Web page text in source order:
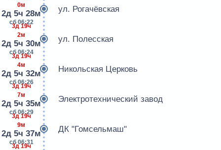
0м
2д 5ч 28м
сб 06:22
ул. Рогачёвская
3д 19ч
2м
2д 5ч 30м
сб 06:24
ул. Полесская
3д 19ч
4м
2д 5ч 32м
сб 06:26
Никольская Церковь
3д 19ч
7м
2д 5ч 35м
сб 06:29
Электротехнический завод
3д 19ч
9м
2д 5ч 37м
сб 06:31
ДК "Гомсельмаш"
3д 19ч